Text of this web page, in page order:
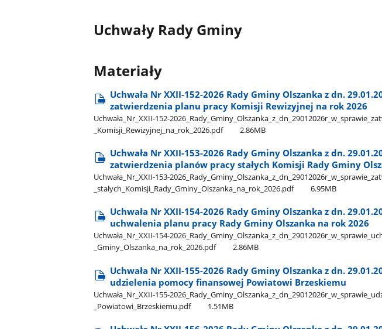
Uchwały Rady Gminy
Materiały
Uchwała Nr XXII-152-2026 Rady Gminy Olszanka z dn.
zatwierdzenia planu pracy Komisji Rewizyjnej na rok 2026
Uchwała​_Nr​_XXII-152-
_Komisji​_Rewizyjnej​_na​_rok​_2026.pdf
2.86MB
Uchwała Nr XXII-153-2026 Rady Gminy Olszanka z dn.
zatwierdzenia planów pracy stałych Komisji Rady Gminy
Uchwała​_Nr​_XXII-153-
_stałych​_Komisji​_Rady​_Gminy​_Olszanka​_na​_rok​_2026.pdf
6.95MB
Uchwała Nr XXII-154-2026 Rady Gminy Olszanka z dn.
uchwalenia planu pracy Rady Gminy Olszanka na rok 2026
Uchwała​_Nr​_XXII-154-
_Gminy​_Olszanka​_na​_rok​_2026.pdf
2.86MB
Uchwała Nr XXII-155-2026 Rady Gminy Olszanka z dn.
udzielenia pomocy finansowej Powiatowi Brzeskiemu
Uchwała​_Nr​_XXII-155-
_Powiatowi​_Brzeskiemu.pdf
1.51MB